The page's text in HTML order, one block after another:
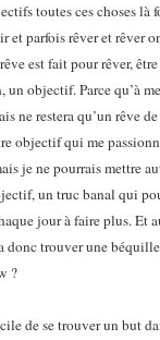
toutes ces choses
et parfois rêver et rêver
est fait pour rêver,
un objectif. Parce qu’à
ne restera qu’un rêve
objectif qui me
je ne pourrais mettre
un truc banal qui
jour à faire plus. Et
trouver une
?
de se trouver un but